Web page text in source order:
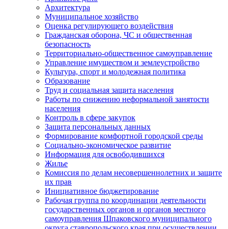
Архитектура
Муниципальное хозяйство
Оценка регулирующего воздействия
Гражданская оборона, ЧС и общественная
безопасность
Территориально-общественное самоуправление
Управление имуществом и землеустройство
Культура, спорт и молодежная политика
Образование
Труд и социальная защита населения
Работы по снижению неформальной занятости
населения
Контроль в сфере закупок
Защита персональных данных
Формирование комфортной городской среды
Социально-экономическое развитие
Информация для освободившихся
Жилье
Комиссия по делам несовершеннолетних и защите
их прав
Инициативное бюджетирование
Рабочая группа по координации деятельности
государственных органов и органов местного
самоуправления Шпаковского муниципального